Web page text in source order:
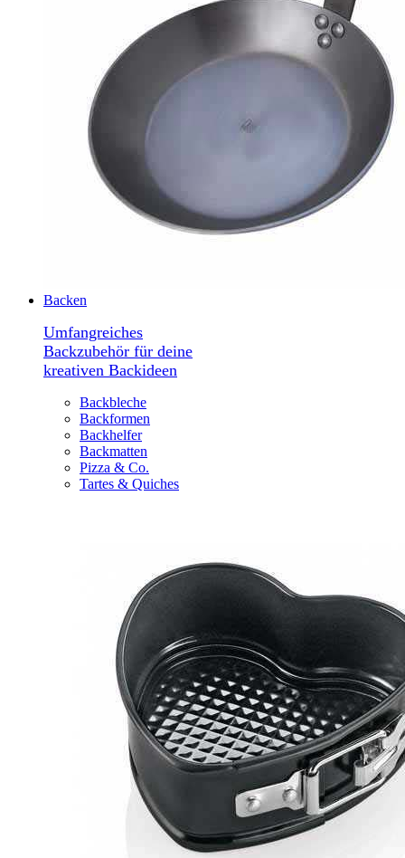
Backen
Umfangreiches
Backzubehör für deine
kreativen Backideen
Backbleche
Backformen
Backhelfer
Backmatten
Pizza & Co.
Tartes & Quiches